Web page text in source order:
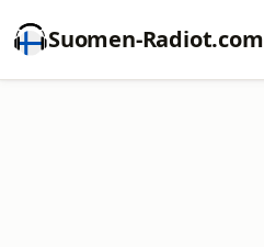
Suomen-Radiot.com